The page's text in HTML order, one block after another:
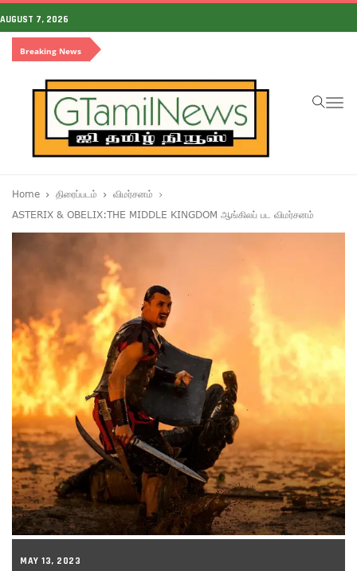
AUGUST 7, 2026
Breaking News
Home திரைப்படம்
விமர்சனம்
ASTERIX & OBELIX:THE MIDDLE KINGDOM ஆங்கிலப் பட விமர்சனம்
MAY 13, 2023